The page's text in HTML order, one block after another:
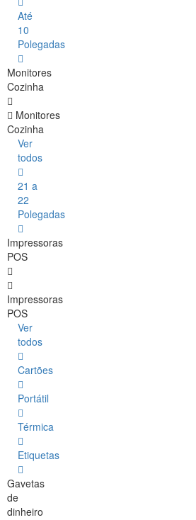
Até
10
Polegadas
Monitores
Cozinha
Monitores
Cozinha
Ver
todos
21 a
22
Polegadas
Impressoras
POS
Impressoras
POS
Ver
todos
Cartões
Portátil
Térmica
Etiquetas
Gavetas
de
dinheiro